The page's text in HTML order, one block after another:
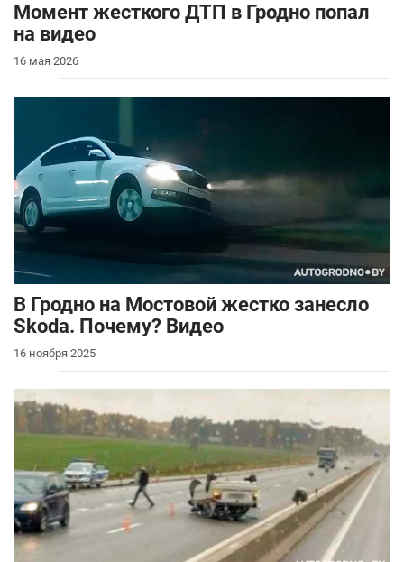
Момент жесткого ДТП в Гродно попал
на видео
16 мая 2026
В Гродно на Мостовой жестко занесло
Skoda. Почему? Видео
16 ноября 2025